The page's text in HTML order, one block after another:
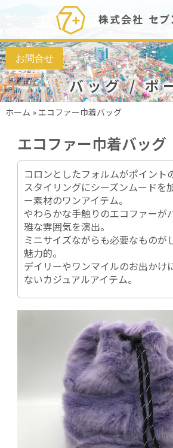
バッグ / ポ
ホーム »エコファー巾着バッグ
エコファー巾着バッグ
コロンとしたフォルムがポイント
スタイリングにシーズンムードを
ー素材のワンアイテム。
やわらかな手触りのエコファーが
雅な雰囲気を演出。
ミニサイズながらも必要なものが
魅力的。
デイリーやワンマイルのお出かけ
ないカジュアルアイテム。